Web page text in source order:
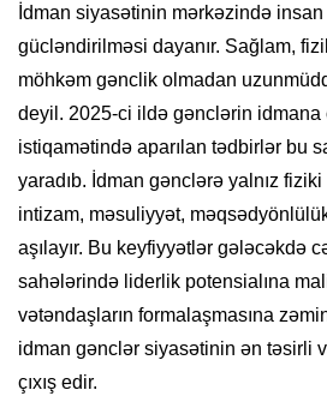
İdman siyasətinin mərkəzində insan
gücləndirilməsi dayanır. Sağlam,
möhkəm gənclik olmadan
deyil. 2025-ci ildə gənclərin idmana
istiqamətində aparılan tədbirlər bu
yaradıb. İdman gənclərə yalnız fiziki
intizam, məsuliyyət,
aşılayır. Bu keyfiyyətlər gələcəkdə
sahələrində liderlik potensialına
vətəndaşların formalaşmasına
idman gənclər siyasətinin ən təsirli
çıxış edir.